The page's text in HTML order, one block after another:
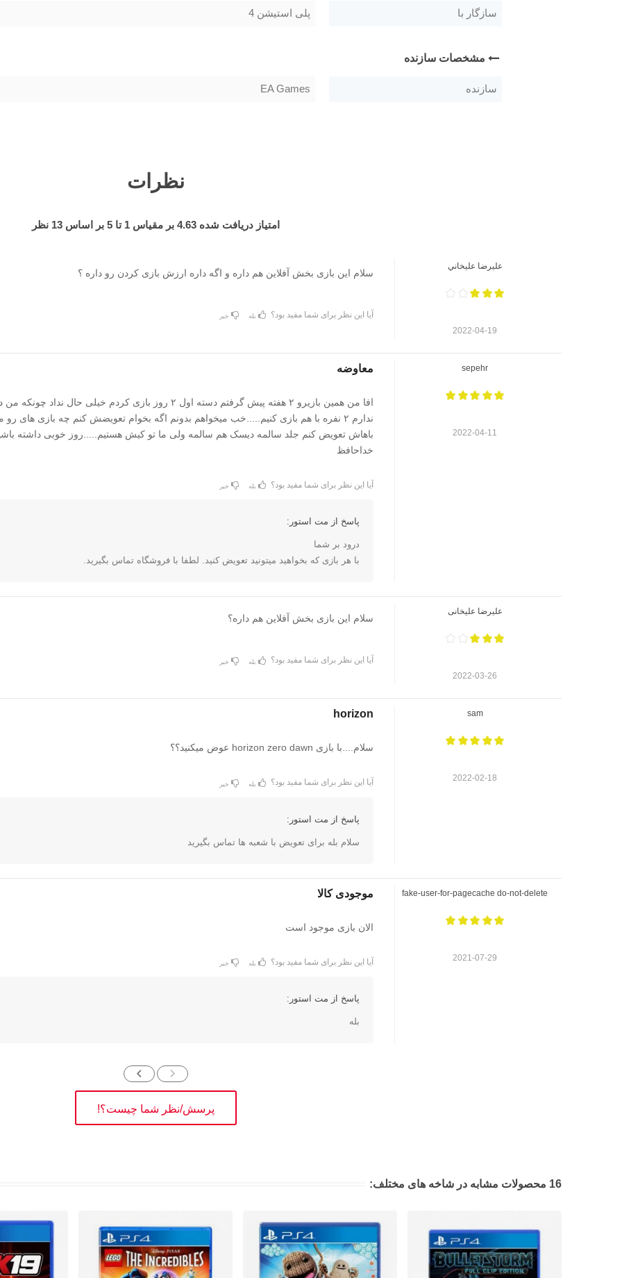
سازگار با پلی استیشن 4
مشخصات سازنده
سازنده EA Games
نظرات
امتیاز دریافت شده4.63 بر مقیاس1 تا5 بر اساس13 نظر
عليرضا عليخاني
2022-04-19
سلام این بازی بخش آفلاین هم داره و اگه داره ارزش بازی کردن رو داره ؟
آیا این نظر برای شما مفید بود؟ بله خیر
sepehr
2022-04-11
معاوضه
افا من همین بازیرو ۲ هفته پیش گرفتم دسته اول ۲ روز بازی کردم خیلی حال نداد
ندارم ۲ نفره با هم بازی کنیم.....خب میخواهم بدونم اگه بخوام تعویضش کنم چه بازی های رو
باهاش تعویض کنم جلد سالمه دیسک هم سالمه ولی ما تو کیش هستیم.....روز خوبی داشته
خداحافظ
آیا این نظر برای شما مفید بود؟ بله خیر
پاسخ از مت استور:
درود بر شما
با هر بازی که بخواهید میتونید تعویض کنید. لطفا با فروشگاه تماس بگیرید.
علیرضا علیخانی
2022-03-26
سلام این بازی بخش آفلاین هم داره؟
آیا این نظر برای شما مفید بود؟ بله خیر
sam
2022-02-18
horizon
سلام....با بازی horizon zero dawn عوض میکنید؟؟
آیا این نظر برای شما مفید بود؟ بله خیر
پاسخ از مت استور:
سلام بله برای تعویض با شعبه ها تماس بگیرید
fake-user-for-pagecache do-not-delete
2021-07-29
موجودی کالا
الان بازی موجود است
آیا این نظر برای شما مفید بود؟ بله خیر
پاسخ از مت استور:
بله
پرسش/نظر شما چیست؟!
16 محصولات مشابه در شاخه های مختلف: